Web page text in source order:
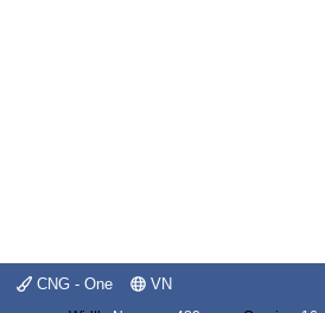
CNG - One VN